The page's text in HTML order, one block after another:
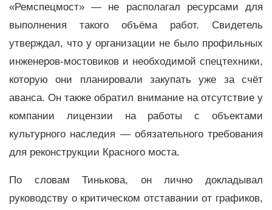
«Ремспецмост» — не располагал ресурсами для
выполнения такого объёма работ. Свидетель
утверждал, что у организации не было профильных
инженеров-мостовиков и необходимой спецтехники,
которую они планировали закупать уже за счёт
аванса. Он также обратил внимание на отсутствие у
компании лицензии на работы с объектами
культурного наследия — обязательного требования
для реконструкции Красного моста.
По словам Тинькова, он лично докладывал
руководству о критическом отставании от графиков,